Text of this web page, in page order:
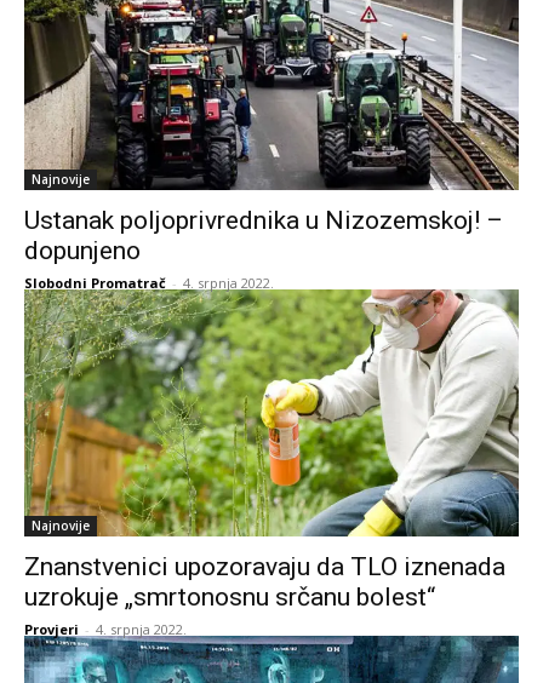
Najnovije
Ustanak poljoprivrednika u Nizozemskoj! –
dopunjeno
Slobodni Promatrač - 4. srpnja 2022.
Najnovije
Znanstvenici upozoravaju da TLO iznenada
uzrokuje „smrtonosnu srčanu bolest“
Provjeri - 4. srpnja 2022.